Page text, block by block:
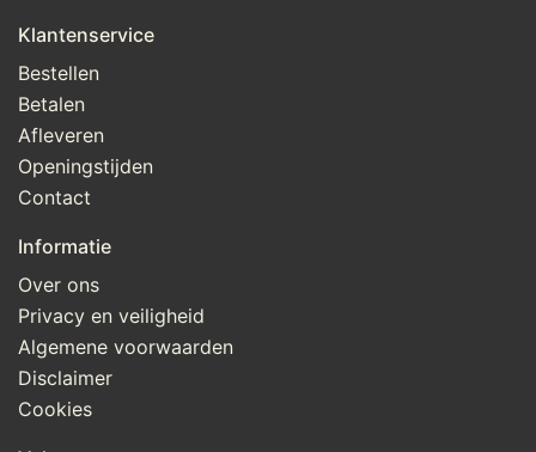
Klantenservice
Bestellen
Betalen
Afleveren
Openingstijden
Contact
Informatie
Over ons
Privacy en veiligheid
Algemene voorwaarden
Disclaimer
Cookies